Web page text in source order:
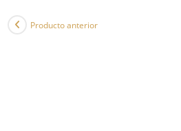
Producto anterior